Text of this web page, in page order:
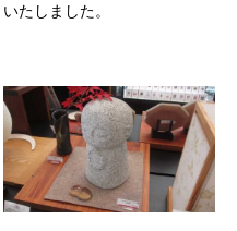
いたしました。